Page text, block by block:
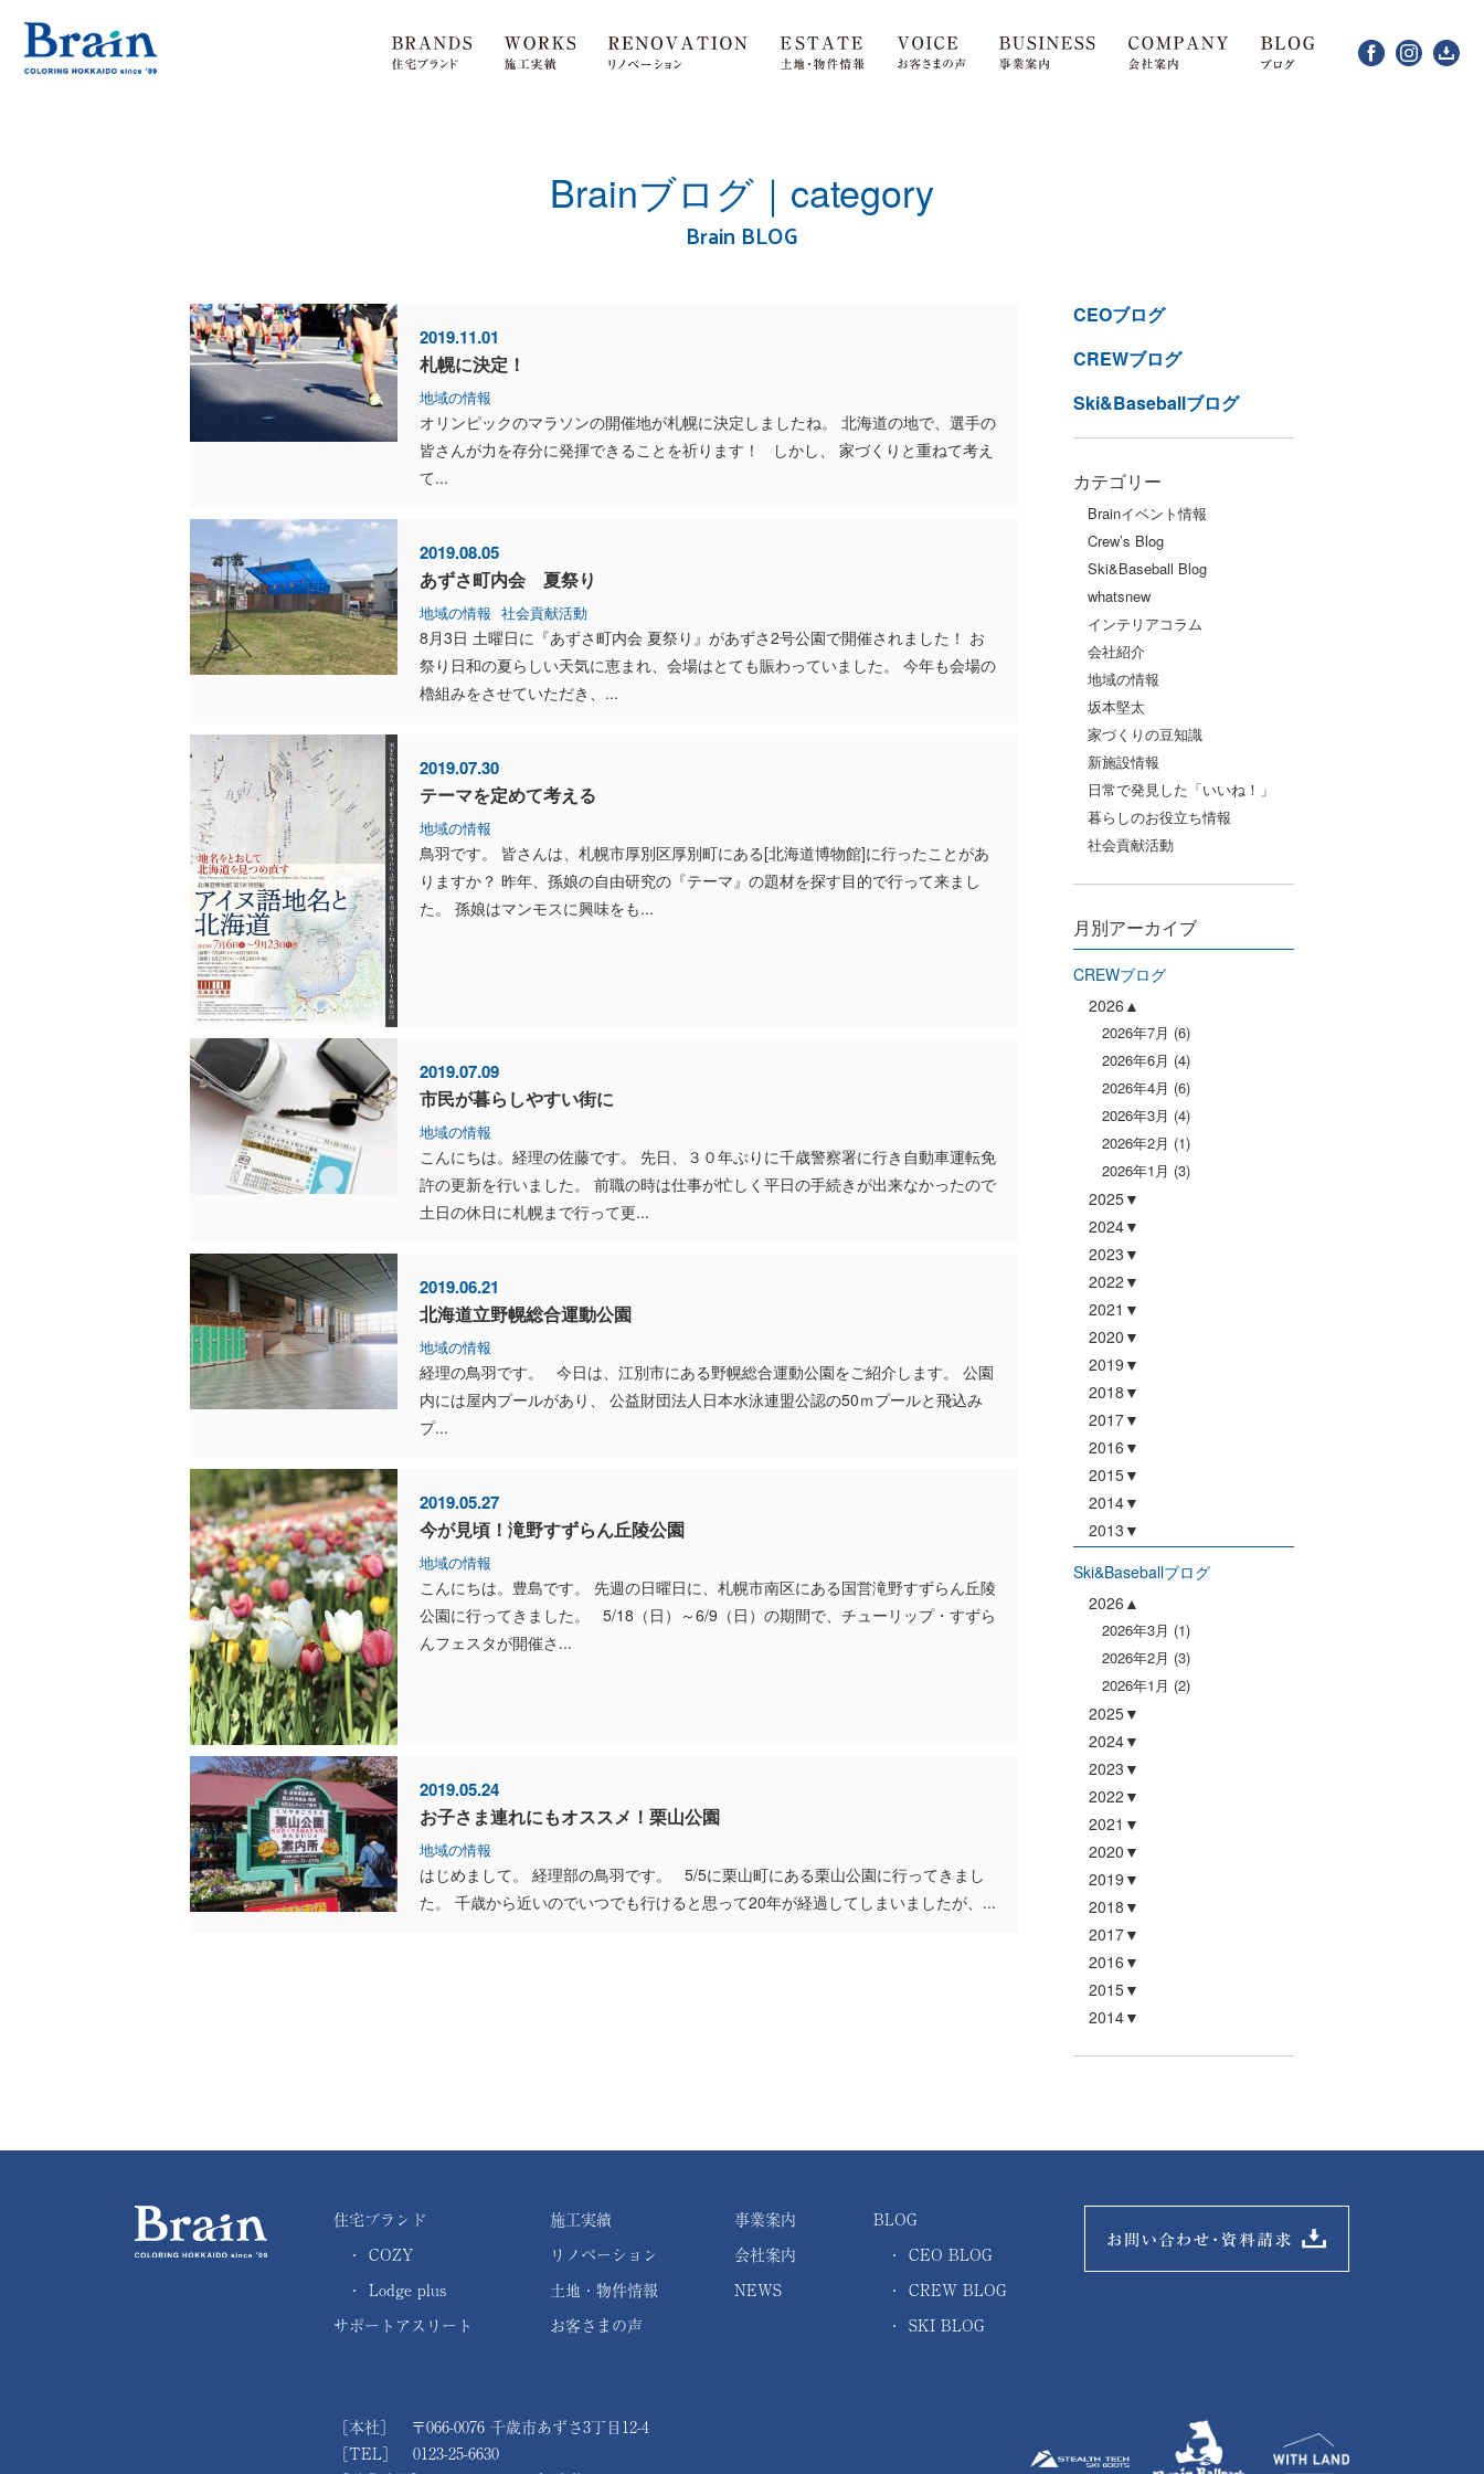
Brainブログ｜category
Brain BLOG
2019.11.01
札幌に決定！
地域の情報
オリンピックのマラソンの開催地が札幌に決定しましたね。 北海道の地で、選手の
皆さんが力を存分に発揮できることを祈ります！ しかし、 家づくりと重ねて考え
て...
2019.08.05
あずさ町内会 夏祭り
地域の情報 社会貢献活動
8月3日 土曜日に『あずさ町内会 夏祭り』があずさ2号公園で開催されました！ お
祭り日和の夏らしい天気に恵まれ、会場はとても賑わっていました。 今年も会場の
櫓組みをさせていただき、...
2019.07.30
テーマを定めて考える
地域の情報
鳥羽です。 皆さんは、札幌市厚別区厚別町にある[北海道博物館]に行ったことがあ
りますか？ 昨年、孫娘の自由研究の『テーマ』の題材を探す目的で行って来まし
た。 孫娘はマンモスに興味をも...
2019.07.09
市民が暮らしやすい街に
地域の情報
こんにちは。経理の佐藤です。 先日、３０年ぶりに千歳警察署に行き自動車運転免
許の更新を行いました。 前職の時は仕事が忙しく平日の手続きが出来なかったので
土日の休日に札幌まで行って更...
2019.06.21
北海道立野幌総合運動公園
地域の情報
経理の鳥羽です。 今日は、江別市にある野幌総合運動公園をご紹介します。 公園
内には屋内プールがあり、 公益財団法人日本水泳連盟公認の50ｍプールと飛込み
プ...
2019.05.27
今が見頃！滝野すずらん丘陵公園
地域の情報
こんにちは。豊島です。 先週の日曜日に、札幌市南区にある国営滝野すずらん丘陵
公園に行ってきました。 5/18（日）～6/9（日）の期間で、チューリップ・すずら
んフェスタが開催さ...
2019.05.24
お子さま連れにもオススメ！栗山公園
地域の情報
はじめまして。 経理部の鳥羽です。 5/5に栗山町にある栗山公園に行ってきまし
た。 千歳から近いのでいつでも行けると思って20年が経過してしまいましたが、...
CEOブログ
CREWブログ
Ski&Baseballブログ
カテゴリー
Brainイベント情報
Crew’s Blog
Ski&Baseball Blog
whatsnew
インテリアコラム
会社紹介
地域の情報
坂本堅太
家づくりの豆知識
新施設情報
日常で発見した「いいね！」
暮らしのお役立ち情報
社会貢献活動
月別アーカイブ
CREWブログ
2026
2026年7月 (6)
2026年6月 (4)
2026年4月 (6)
2026年3月 (4)
2026年2月 (1)
2026年1月 (3)
2025
2024
2023
2022
2021
2020
2019
2018
2017
2016
2015
2014
2013
Ski&Baseballブログ
2026
2026年3月 (1)
2026年2月 (3)
2026年1月 (2)
2025
2024
2023
2022
2021
2020
2019
2018
2017
2016
2015
2014
住宅ブランド
・ COZY
・ Lodge plus
サポートアスリート
施工実績
リノベーション
土地・物件情報
お客さまの声
事業案内
会社案内
NEWS
BLOG
・ CEO BLOG
・ CREW BLOG
・ SKI BLOG
［本社］ 〒066-0076 千歳市あずさ3丁目12-4
［TEL］ 0123-25-6630